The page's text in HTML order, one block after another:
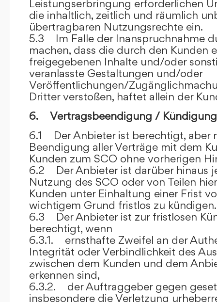
Leistungserbringung erforderlichen
die inhaltlich, zeitlich und räumlich
übertragbaren Nutzungsrechte ein.
5.3 Im Falle der Inanspruchnahme
machen, dass die durch den Kunden
freigegebenen Inhalte und/oder
veranlasste Gestaltungen und/oder
Veröffentlichungen/
Dritter verstoßen, haftet allein der
6. Vertragsbeendigung / Kündigung
6.1 Der Anbieter ist berechtigt, aber
Beendigung aller Verträge mit dem
Kunden zum SCO ohne vorherigen
6.2 Der Anbieter ist darüber hinaus
Nutzung des SCO oder von Teilen
Kunden unter Einhaltung einer Frist
wichtigem Grund fristlos zu kündigen.
6.3 Der Anbieter ist zur fristlosen
berechtigt, wenn
6.3.1. ernsthafte Zweifel an der
Integrität oder Verbindlichkeit des
zwischen dem Kunden und dem
erkennen sind,
6.3.2. der Auftraggeber gegen
insbesondere die Verletzung